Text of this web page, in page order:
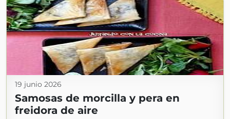
19 junio 2026
Samosas de morcilla y pera en
freidora de aire